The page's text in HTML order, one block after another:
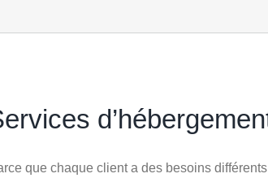
que chaque client a des besoins